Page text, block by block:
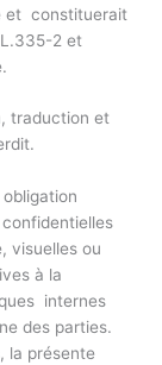
et constituerait
2 et
traduction et
visuelles ou
à la
internes
des parties.
la présente